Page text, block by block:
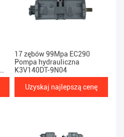
17 zębów 99Mpa EC290
Pompa hydrauliczna
K3V140DT-9N04
Uzyskaj najlepszą cenę